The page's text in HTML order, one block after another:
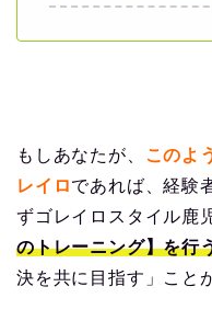
もしあなたが、 このよ
レイロであれば、経験
ずゴレイロスタイル鹿
のトレーニング】を行
決を共に目指す」こと